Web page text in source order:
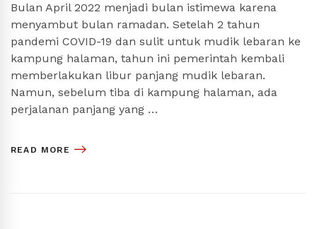
Bulan April 2022 menjadi bulan istimewa karena
menyambut bulan ramadan. Setelah 2 tahun
pandemi COVID-19 dan sulit untuk mudik lebaran ke
kampung halaman, tahun ini pemerintah kembali
memberlakukan libur panjang mudik lebaran.
Namun, sebelum tiba di kampung halaman, ada
perjalanan panjang yang …
READ MORE